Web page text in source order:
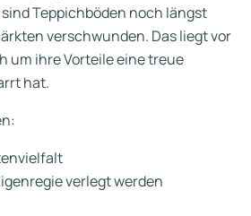
Teppichböden noch längst
verschwunden. Das liegt vor
um ihre Vorteile eine treue
hat.
verlegt werden